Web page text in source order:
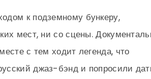
к подземному бункеру,
мест, ни со сцены.
с тем ходит легенда, что
джаз-бэнд и попросили